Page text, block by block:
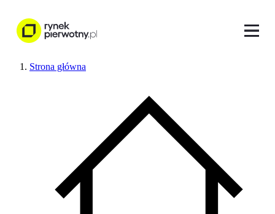
Strona główna